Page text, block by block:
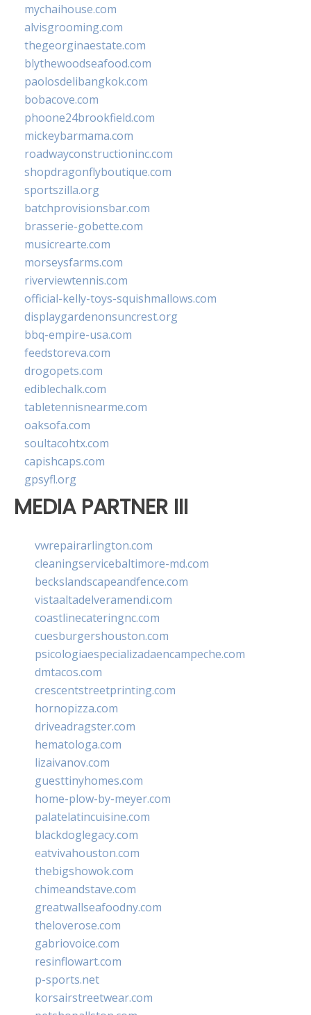
mychaihouse.com
alvisgrooming.com
thegeorginaestate.com
blythewoodseafood.com
paolosdelibangkok.com
bobacove.com
phoone24brookfield.com
mickeybarmama.com
roadwayconstructioninc.com
shopdragonflyboutique.com
sportszilla.org
batchprovisionsbar.com
brasserie-gobette.com
musicrearte.com
morseysfarms.com
riverviewtennis.com
official-kelly-toys-squishmallows.com
displaygardenonsuncrest.org
bbq-empire-usa.com
feedstoreva.com
drogopets.com
ediblechalk.com
tabletennisnearme.com
oaksofa.com
soultacohtx.com
capishcaps.com
gpsyfl.org
MEDIA PARTNER III
vwrepairarlington.com
cleaningservicebaltimore-md.com
beckslandscapeandfence.com
vistaaltadelveramendi.com
coastlinecateringnc.com
cuesburgershouston.com
psicologiaespecializadaencampeche.com
dmtacos.com
crescentstreetprinting.com
hornopizza.com
driveadragster.com
hematologa.com
lizaivanov.com
guesttinyhomes.com
home-plow-by-meyer.com
palatelatincuisine.com
blackdoglegacy.com
eatvivahouston.com
thebigshowok.com
chimeandstave.com
greatwallseafoodny.com
theloverose.com
gabriovoice.com
resinflowart.com
p-sports.net
korsairstreetwear.com